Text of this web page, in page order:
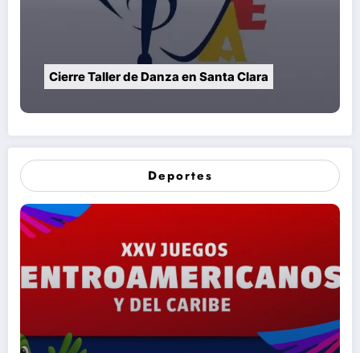
Cierre Taller de Danza en Santa Clara
Deportes